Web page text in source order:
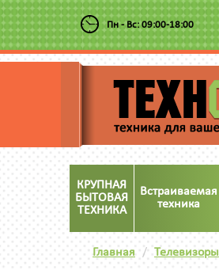
Пн - Вс: 09:00-18:00
КРУПНАЯ
БЫТОВАЯ
ТЕХНИКА
Встраиваемая
техника
Главная Телевизоры